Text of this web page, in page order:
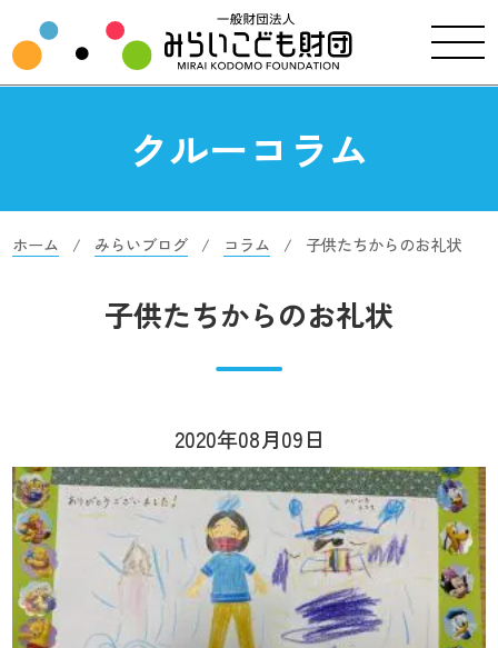
クルーコラム
ホーム みらいブログ コラム 子供たちからのお礼状
子供たちからのお礼状
2020年08月09日